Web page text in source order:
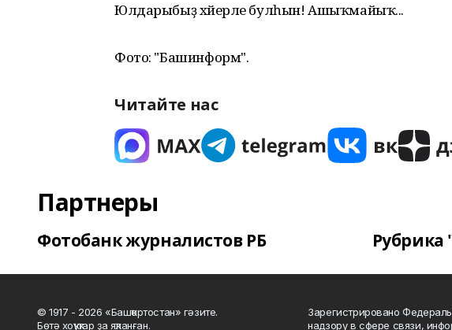
Юлдарыбыҙ хәйерле булһын! Ашыҡмайыҡ...
Фото: "Башинформ".
Читайте нас
Партнеры
Фотобанк журналистов РБ Рубрика
© 1917 - 2026 «Башҡортостан» гәзите.
Бөтә хоҡуҡтар ҙа яҡланған.
Зарегистрировано
надзору в сфере связи,